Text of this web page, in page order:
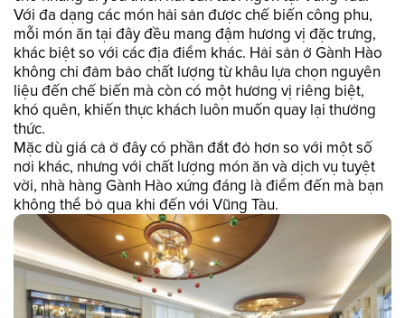
Với đa dạng các món hải sản được chế biến công phu,
mỗi món ăn tại đây đều mang đậm hương vị đặc trưng,
khác biệt so với các địa điểm khác. Hải sản ở Gành Hào
không chỉ đảm bảo chất lượng từ khâu lựa chọn nguyên
liệu đến chế biến mà còn có một hương vị riêng biệt,
khó quên, khiến thực khách luôn muốn quay lại thưởng
thức.
Mặc dù giá cả ở đây có phần đắt đỏ hơn so với một số
nơi khác, nhưng với chất lượng món ăn và dịch vụ tuyệt
vời, nhà hàng Gành Hào xứng đáng là điểm đến mà bạn
không thể bỏ qua khi đến với Vũng Tàu.